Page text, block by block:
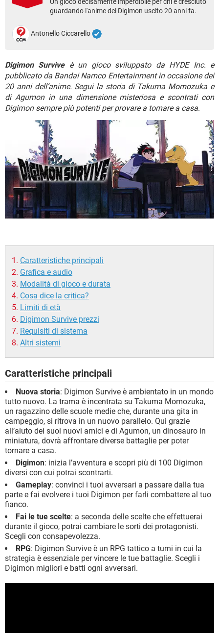
TIKTOK FACEBOOK
guardando l'anime dei Digimon uscito 20 anni fa.
Antonello Ciccarello
Digimon Surviveè un gioco sviluppato da HYDE Inc. e
pubblicato da Bandai Namco Entertainment in occasione dei
20 anni dell’anime. Segui la storia di Takuma Momozuka e
di Agumon in una dimensione misteriosa e scontrati con
Digimon sempre più potenti per provare a tornare a casa.
Caratteristiche principali
Grafica e audio
Modalità di gioco e durata
Cosa dice la critica?
Limiti di età
Digimon Survive prezzi
Requisiti di sistema
Altri sistemi
Caratteristiche principali
Nuova storia: Digimon Survive è ambientato in un mondo
tutto nuovo. La trama è incentrata su Takuma Momozuka,
un ragazzino delle scuole medie che, durante una gita in
campeggio, si ritrova in un nuovo parallelo. Qui grazie
all’aiuto dei suoi nuovi amici e di Agumon, un dinosauro in
miniatura, dovrà affrontare diverse battaglie per poter
tornare a casa.
Digimon: inizia l’avventura e scopri più di 100 Digimon
diversi con cui potrai scontrarti.
Gameplay: convinci i tuoi avversari a passare dalla tua
parte e fai evolvere i tuoi Digimon per farli combattere al tuo
fianco.
Fai le tue scelte: a seconda delle scelte che effettuerai
durante il gioco, potrai cambiare le sorti dei protagonisti.
Scegli con consapevolezza.
RPG: Digimon Survive è un RPG tattico a turni in cui la
strategia è essenziale per vincere le tue battaglie. Scegli i
Digimon migliori e batti ogni avversari.